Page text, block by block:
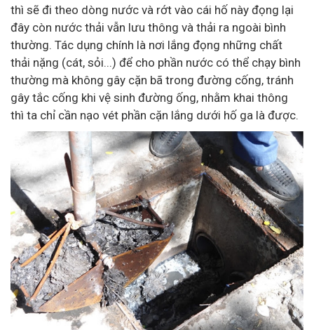
thì sẽ đi theo dòng nước và rớt vào cái hố này đọng lại
đây còn nước thải vẫn lưu thông và thải ra ngoài bình
thường. Tác dụng chính là nơi lắng đọng những chất
thải nặng (cát, sỏi...) để cho phần nước có thể chạy bình
thường mà không gây cặn bã trong đường cống, tránh
gây tắc cống khi vệ sinh đường ống, nhằm khai thông
thì ta chỉ cần nạo vét phần cặn lắng dưới hố ga là được.